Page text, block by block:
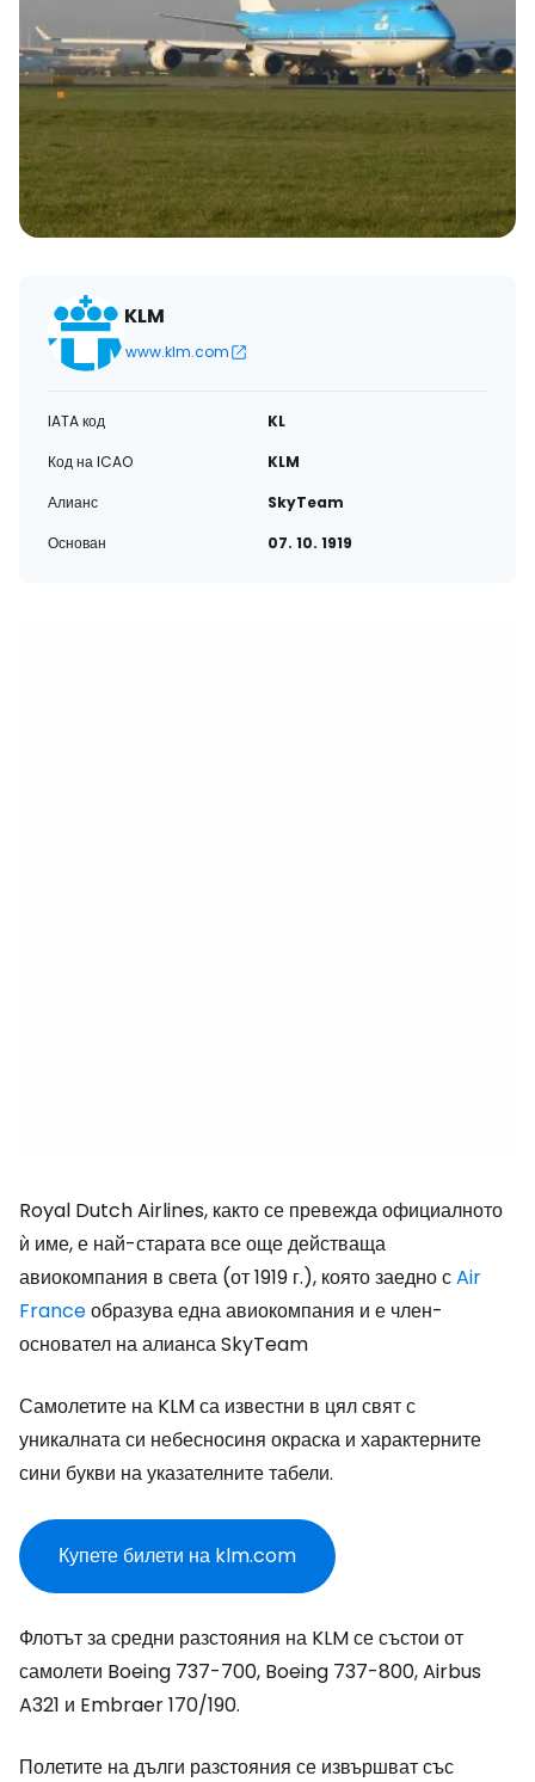
KLM
www.klm.com
IATA код
KL
Код на ICAO
KLM
Алианс
SkyTeam
Основан
07. 10. 1919
Royal Dutch Airlines, както се превежда официалното
ѝ име, е най-старата все още действаща
авиокомпания в света (от 1919 г.), която заедно сAir
Franceобразува една авиокомпания и е член-
основател на алианса SkyTeam
Самолетите на KLM са известни в цял свят с
уникалната си небесносиня окраска и характерните
сини букви на указателните табели.
Купете билети на klm.com
Флотът за средни разстояния на KLM се състои от
самолети Boeing 737-700, Boeing 737-800, Airbus
A321 и Embraer 170/190.
Полетите на дълги разстояния се извършват със